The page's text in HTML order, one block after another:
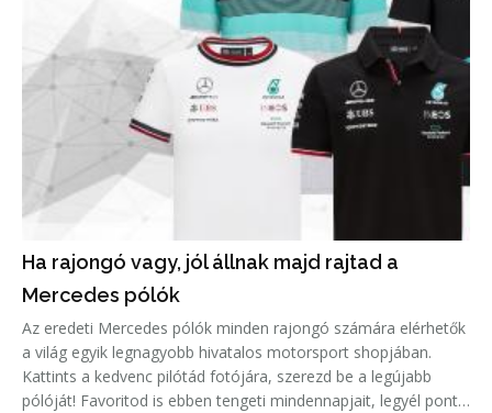
Ha rajongó vagy, jól állnak majd rajtad a
Mercedes pólók
Az eredeti Mercedes pólók minden rajongó számára elérhetők
a világ egyik legnagyobb hivatalos motorsport shopjában.
Kattints a kedvenc pilótád fotójára, szerezd be a legújabb
pólóját! Favoritod is ebben tengeti mindennapjait, legyél pont